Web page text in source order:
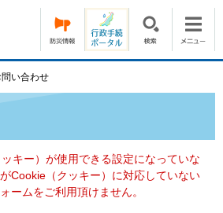
問い合わせ
キー）が使用できる設定になっていな
Cookie（クッキー）に対応していない
ームをご利用頂けません。